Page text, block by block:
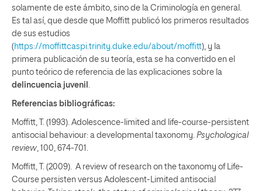
solamente de este ámbito, sino de la Criminología en general.
Es tal así, que desde que Moffitt publicó los primeros resultados
de sus estudios
(https://moffittcaspi.trinity.duke.edu/about/moffitt), y la
primera publicación de su teoría, esta se ha convertido en el
punto teórico de referencia de las explicaciones sobre la
delincuencia juvenil
Referencias bibliográficas:
Moffitt, T. (1993). Adolescence-limited and life-course-persistent
antisocial behaviour: a developmental taxonomy. Psychological
review , 100, 674-701.
Moffitt, T. (2009). A review of research on the taxonomy of Life-
Course persisten versus Adolescent-Limited antisocial